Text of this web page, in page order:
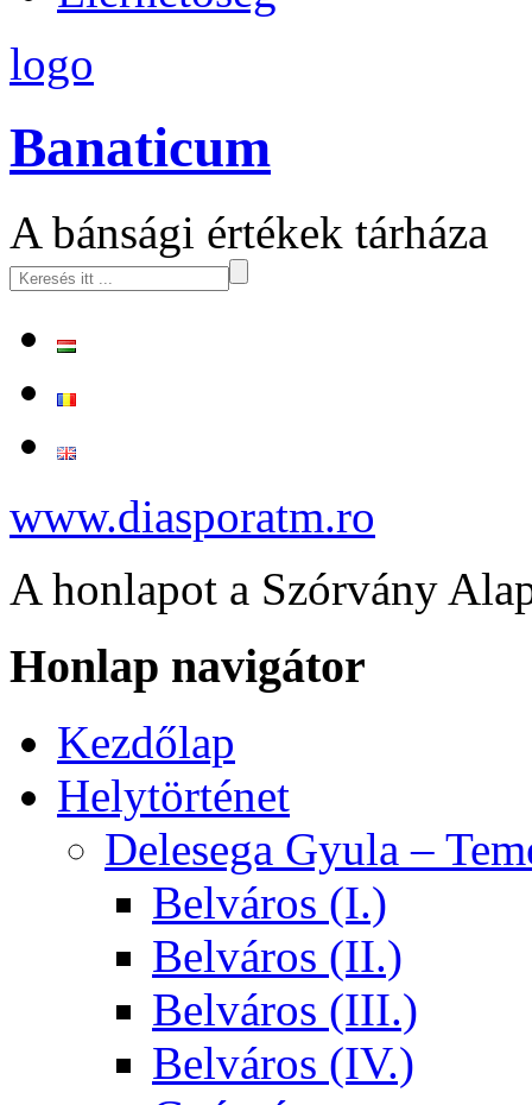
logo
Banaticum
A bánsági értékek tárháza
www.diasporatm.ro
A honlapot a Szórvány
Honlap navigátor
Kezdőlap
Helytörténet
Delesega Gyula –
Belváros (I.)
Belváros (II.)
Belváros (III.)
Belváros (IV.)